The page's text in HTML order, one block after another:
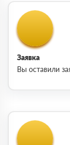
Заявка
Вы оставили